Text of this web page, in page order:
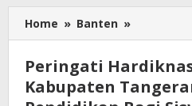
Home » Banten »
Peringati
Kabupaten